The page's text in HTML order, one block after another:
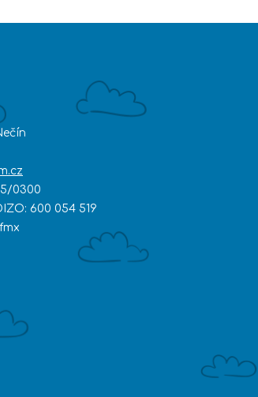
0300
600 054 519